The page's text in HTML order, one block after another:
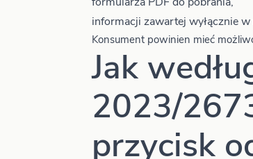
informacji zawartej wyłącznie
Konsument powinien mieć
Jak
2023/
przycisk